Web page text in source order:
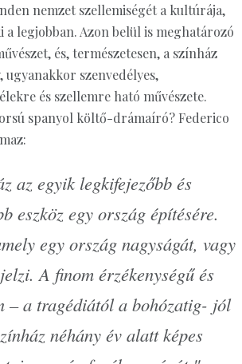
nemzet szellemiségét a kultúrája,
a legjobban. Azon belül is meghatározó
és, természetesen, a színház
szenvedélyes,
és szellemre ható művészete.
spanyol költő-drámaíró? Federico
az egyik legkifejezőbb és
eszköz egy ország építésére.
egy ország nagyságát, vagy
A finom érzékenységű és
– a tragédiától a bohózatig- jól
néhány év alatt képes